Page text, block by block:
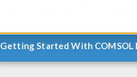
Getting Started With COMSOL